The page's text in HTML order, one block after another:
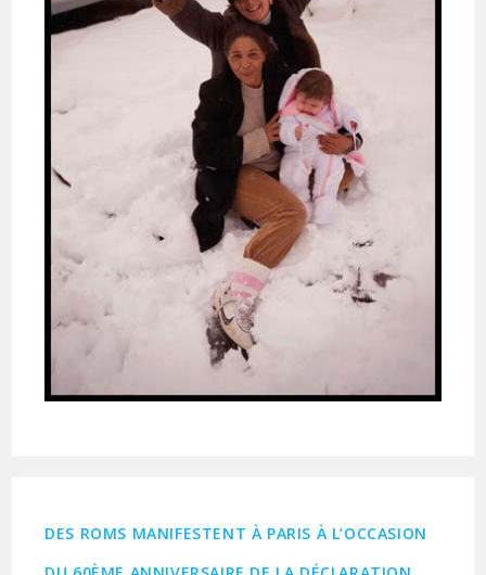
DES ROMS MANIFESTENT À PARIS À L’OCCASION